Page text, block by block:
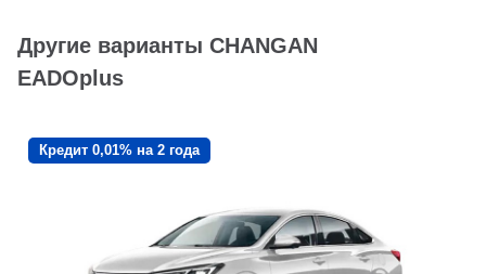
Другие варианты CHANGAN
EADOplus
Кредит 0,01% на 2 года